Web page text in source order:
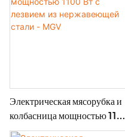
Электрическая мясорубка и
колбасница мощностью 1100
Вт с лезвием из